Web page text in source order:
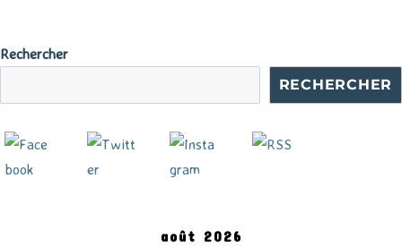
Rechercher
RECHERCHER
août 2026